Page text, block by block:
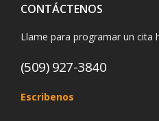
CONTÁCTENOS
Llame para programar un cita
(509) 927-3840
Escribenos